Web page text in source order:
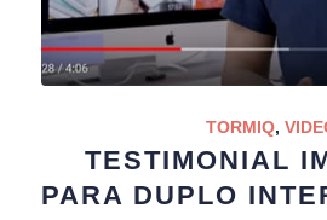
TORMIQ,
TESTIMONIAL
PARA DUPLO